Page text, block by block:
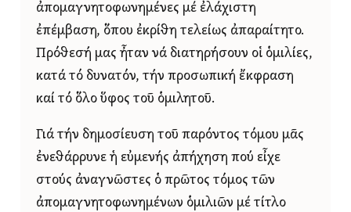
ἀπομαγνητοφωνημένες μέ ἐλάχιστη
ἐπέμβαση, ὅπου ἐκρίθη τελείως ἀπαραίτητο.
Πρόθεσή μας ἦταν νά διατηρήσουν οἱ ὁμιλίες,
κατά τό δυνατόν, τήν προσωπική ἔκφραση
καί τό ὅλο ὕφος τοῦ ὁμιλητοῦ.
Γιά τήν δημοσίευση τοῦ παρόντος τόμου μᾶς
ἐνεθάρρυνε ἡ εὐμενής ἀπήχηση πού εἶχε
στούς ἀναγνῶστες ὁ πρῶτος τόμος τῶν
ἀπομαγνητοφωνημένων ὁμιλιῶν μέ τίτλο